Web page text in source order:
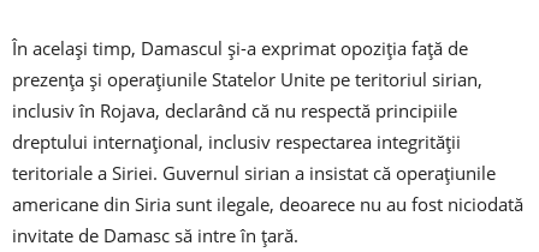
În același timp, Damascul și-a exprimat opoziția față de
prezența și operațiunile Statelor Unite pe teritoriul sirian,
inclusiv în Rojava, declarând că nu respectă principiile
dreptului internațional, inclusiv respectarea integrității
teritoriale a Siriei. Guvernul sirian a insistat că operațiunile
americane din Siria sunt ilegale, deoarece nu au fost niciodată
invitate de Damasc să intre în țară.